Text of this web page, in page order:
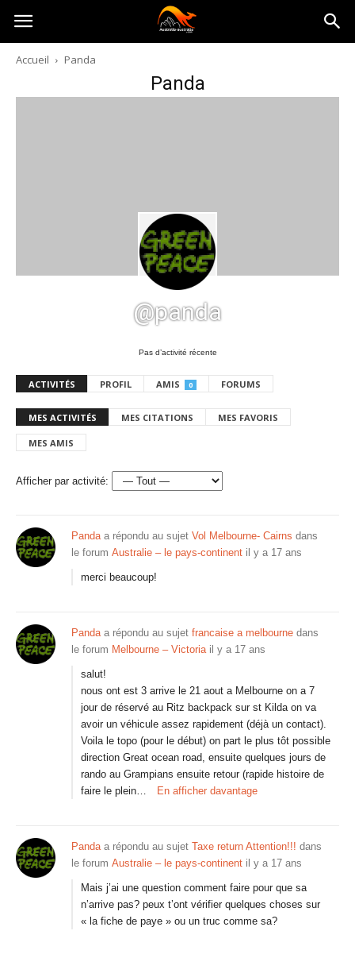
Australia-
australie.com
Accueil Panda
Panda
@panda
Pas d’activité récente
ACTIVITÉS PROFIL AMIS 0 FORUMS
MES ACTIVITÉS MES CITATIONS MES FAVORIS
MES AMIS
Afficher par activité:
Pandaa répondu au sujet Vol Melbourne- Cairns dans
le forum Australie – le pays-continent il y a 17 ans
merci beaucoup!
Pandaa répondu au sujet francaise a melbourne dans
le forum Melbourne – Victoria il y a 17 ans
salut!
nous ont est 3 arrive le 21 aout a Melbourne on a 7
jour de réservé au Ritz backpack sur st Kilda on va
avoir un véhicule assez rapidement (déjà un contact).
Voila le topo (pour le début) on part le plus tôt possible
direction Great ocean road, ensuite quelques jours de
rando au Grampians ensuite retour (rapide histoire de
faire le plein…
En afficher davantage
Pandaa répondu au sujet Taxe return Attention!!! dans
le forum Australie – le pays-continent il y a 17 ans
Mais j’ai une question comment faire pour que sa
n’arrive pas? peux t’ont vérifier quelques choses sur
« la fiche de paye » ou un truc comme sa?